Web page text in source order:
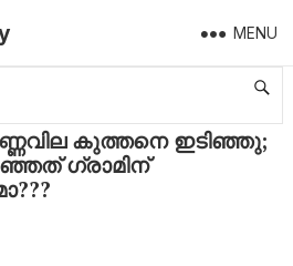
MENU
ഇടിഞ്ഞു; ഒറ്റരാത്രിയിൽ കുറഞ്ഞത് ഗ്രാമിന് എത്രയെന്നറിയാമോ???
കുത്തനെ ഇടിഞ്ഞു;
ഗ്രാമിന്